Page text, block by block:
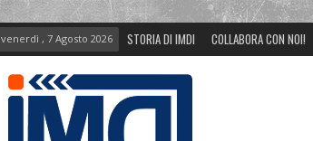
venerdì , 7 Agosto 2026 STORIA DI IMDI COLLABORA CON NOI!